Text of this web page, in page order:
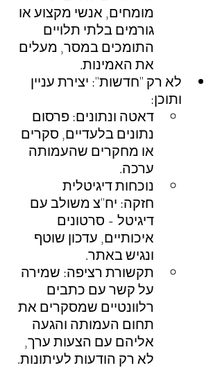
מומחים, אנשי מקצוע או
גורמים בלתי תלויים
התומכים במסר, מעלים
את האמינות.
לא רק "חדשות": יצירת עניין
ותוכן:
דאטה ונתונים: פרסום
נתונים בלעדיים, סקרים
או מחקרים שהעמותה
ערכה.
נוכחות דיגיטלית
חזקה: יח"צ משולב עם
דיגיטל - סרטונים
איכותיים, עדכון שוטף
ונגיש באתר.
תקשורת רציפה: שמירה
על קשר עם כתבים
רלוונטיים שמסקרים את
תחום העמותה והגעה
אליהם עם הצעות ערך,
לא רק הודעות לעיתונות.